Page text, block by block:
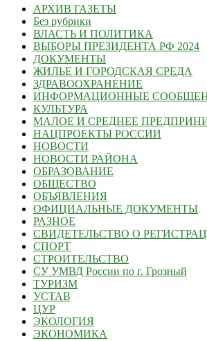
АРХИВ ГАЗЕТЫ
Без рубрики
ВЛАСТЬ И ПОЛИТИКА
ВЫБОРЫ ПРЕЗИДЕНТА РФ 2024
ДОКУМЕНТЫ
ЖИЛЬЕ И ГОРОДСКАЯ СРЕДА
ЗДРАВООХРАНЕНИЕ
ИНФОРМАЦИОННЫЕ
КУЛЬТУРА
МАЛОЕ И СРЕДНЕЕ
НАЦПРОЕКТЫ РОССИИ
НОВОСТИ
НОВОСТИ РАЙОНА
ОБРАЗОВАНИЕ
ОБЩЕСТВО
ОБЪЯВЛЕНИЯ
ОФИЦИАЛЬНЫЕ ДОКУМЕНТЫ
РАЗНОЕ
СВИДЕТЕЛЬСТВО О
СПОРТ
СТРОИТЕЛЬСТВО
СУ УМВД России по г. Грозный
ТУРИЗМ
УСТАВ
ЦУР
ЭКОЛОГИЯ
ЭКОНОМИКА